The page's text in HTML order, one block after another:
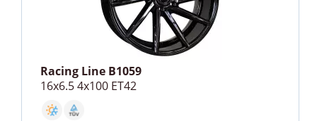
Racing Line B1059
16x6.5 4x100 ET42